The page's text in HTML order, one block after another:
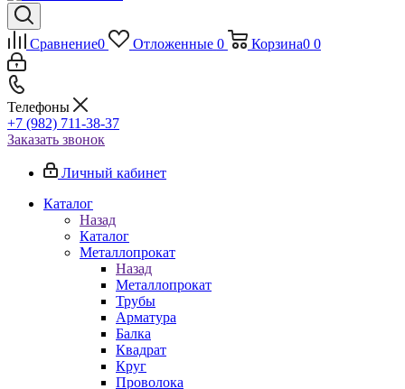
Сравнение0 Отложенные 0 Корзина0 0
Телефоны
+7 (982) 711-38-37
Заказать звонок
Личный кабинет
Каталог
Назад
Каталог
Металлопрокат
Назад
Металлопрокат
Трубы
Арматура
Балка
Квадрат
Круг
Проволока